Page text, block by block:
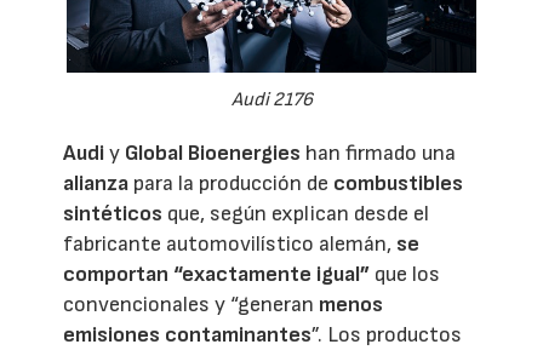
Audi 2176
Audiy Global Bioenergies han firmado una
alianza para la producción de combustibles
sintéticos que, según explican desde el
fabricante automovilístico alemán, se
comportan “exactamente igual” que los
convencionales y “generan menos
emisiones contaminantes”. Los productos